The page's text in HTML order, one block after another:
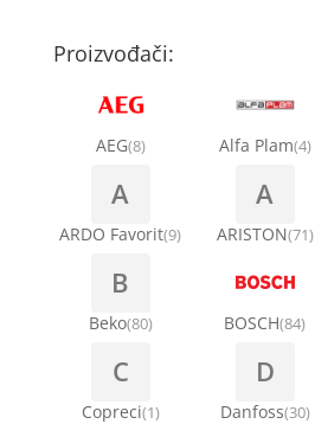
Proizvođači:
AEG(8) Alfa Plam(4)
A
ARDO Favorit(9)
A
ARISTON(71)
B
Beko(80) BOSCH(84)
C
Copreci(1)
D
Danfoss(30)